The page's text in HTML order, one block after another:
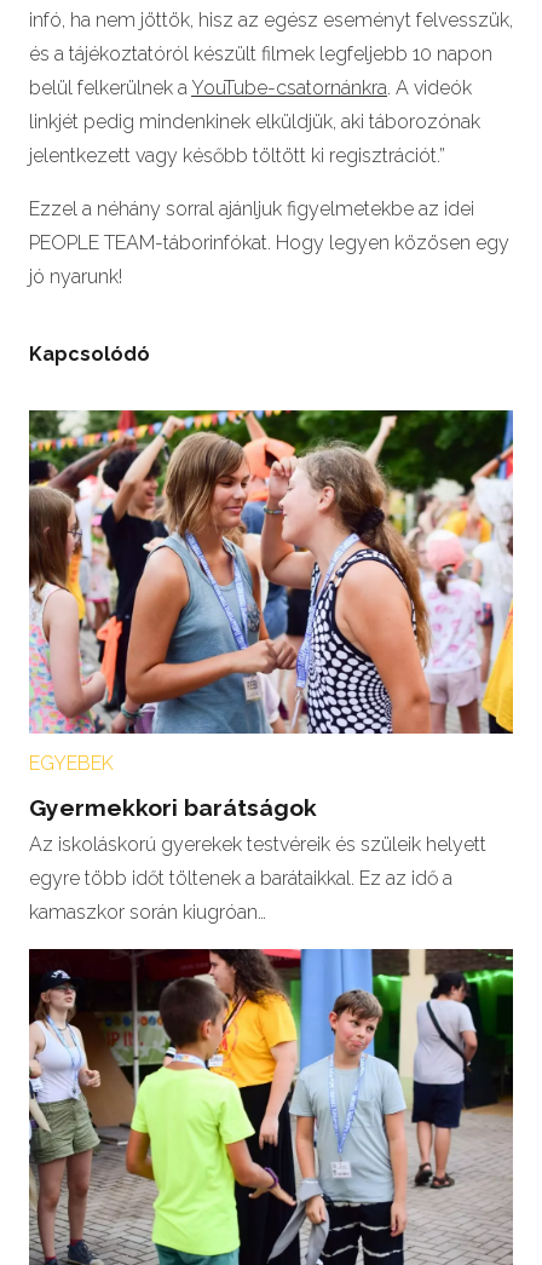
infó, ha nem jöttök, hisz az egész eseményt felvesszük,
és a tájékoztatóról készült filmek legfeljebb 10 napon
belül felkerülnek a YouTube-csatornánkra. A videók
linkjét pedig mindenkinek elküldjük, aki táborozónak
jelentkezett vagy később töltött ki regisztrációt.”
Ezzel a néhány sorral ajánljuk figyelmetekbe az idei
PEOPLE TEAM-táborinfókat. Hogy legyen közösen egy
jó nyarunk!
Kapcsolódó
EGYEBEK
Gyermekkori barátságok
Az iskoláskorú gyerekek testvéreik és szüleik helyett
egyre több időt töltenek a barátaikkal. Ez az idő a
kamaszkor során kiugróan…